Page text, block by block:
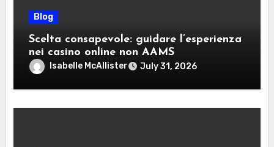
Blog
Scelta consapevole: guidare l’esperienza
nei casino online non AAMS
Isabelle McAllister July 31, 2026